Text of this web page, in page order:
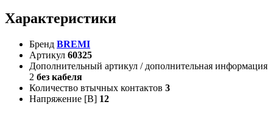
Характеристики
Бренд BREMI
Артикул 60325
Дополнительный артикул / дополнительная информация
2 без кабеля
Количество втычных контактов 3
Напряжение [В] 12